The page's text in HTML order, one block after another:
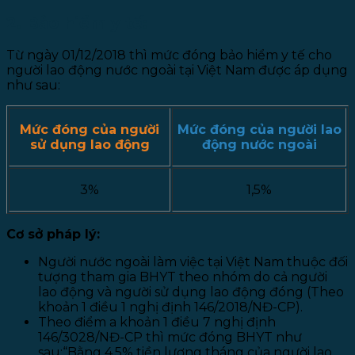
Từ ngày 01/12/2018 thì mức đóng bảo hiểm y tế cho
người lao động nước ngoài tại Việt Nam được áp dụng
như sau:
Mức đóng của người
sử dụng lao động
Mức đóng của người lao
động nước ngoài
3% 1,5%
Cơ sở pháp lý:
Người nước ngoài làm việc tại Việt Nam thuộc đối
tượng tham gia BHYT theo nhóm do cả người
lao động và người sử dụng lao động đóng (Theo
khoản 1 điều 1 nghị định 146/2018/NĐ-CP).
Theo điểm a khoản 1 điều 7 nghị định
146/3028/NĐ-CP thì mức đóng BHYT như